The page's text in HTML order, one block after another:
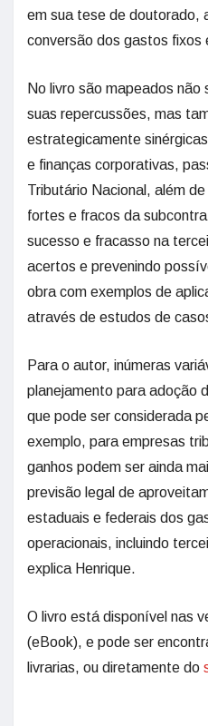
em sua tese de doutorado,
conversão dos gastos fixos
No livro são mapeados não
suas repercussões, mas
estrategicamente
e finanças corporativas,
Tributário Nacional, além
fortes e fracos da
sucesso e fracasso na
acertos e prevenindo
obra com exemplos de
através de estudos de
Para o autor, inúmeras
planejamento para adoção
que pode ser considerada
exemplo, para empresas
ganhos podem ser ainda
previsão legal de
estaduais e federais dos
operacionais, incluindo
explica Henrique.
O livro está disponível nas
(eBook), e pode ser
livrarias, ou diretamente do